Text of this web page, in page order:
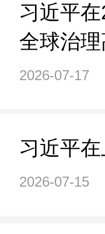
习近平
全球治
（全文）
2026-07-17
习近平
2026-07-15